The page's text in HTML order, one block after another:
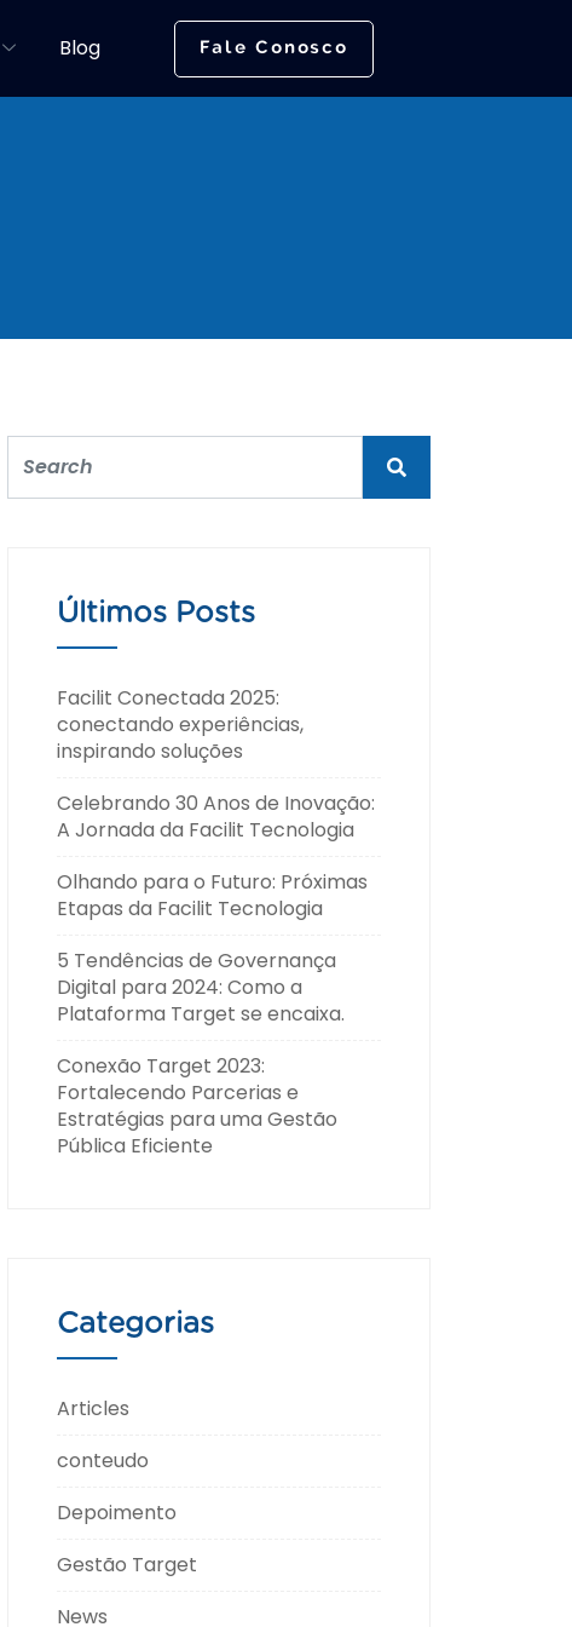
Blog Fale Conosco
Últimos Posts
Facilit Conectada 2025:
conectando experiências,
inspirando soluções
Celebrando 30 Anos de Inovação:
A Jornada da Facilit Tecnologia
Olhando para o Futuro: Próximas
Etapas da Facilit Tecnologia
5 Tendências de Governança
Digital para 2024: Como a
Plataforma Target se encaixa.
Conexão Target 2023:
Fortalecendo Parcerias e
Estratégias para uma Gestão
Pública Eficiente
Categorias
Articles
conteudo
Depoimento
Gestão Target
News